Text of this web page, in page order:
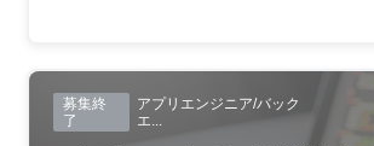
募集終
了
アプリエンジニア/バック
エ...